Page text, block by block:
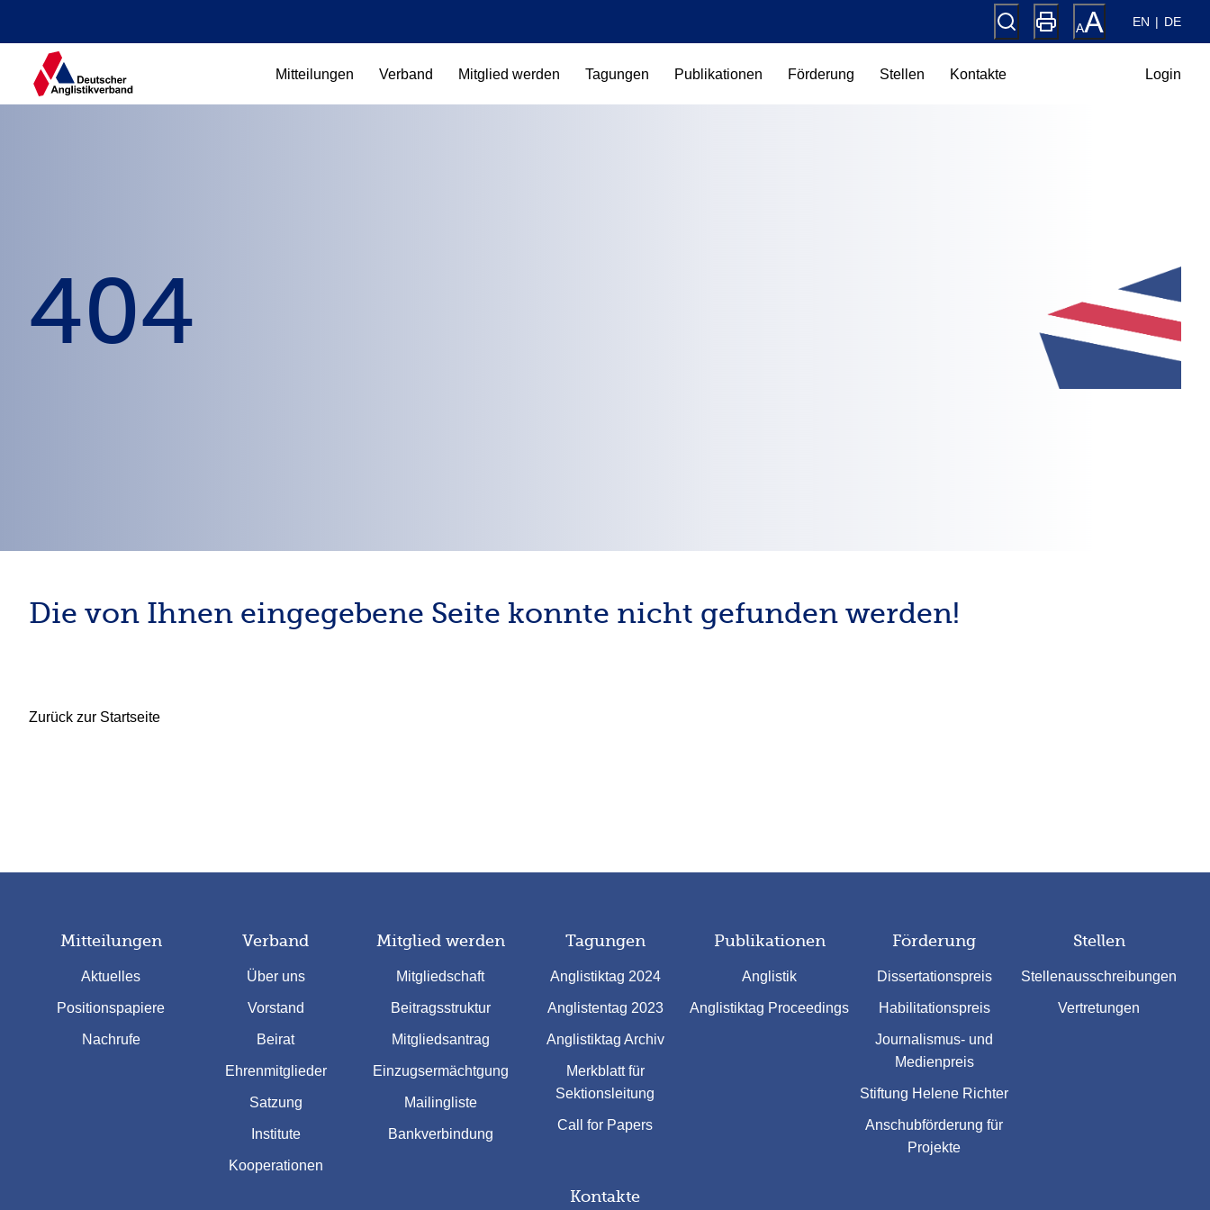
EN DE
Mitteilungen Verband Mitglied werden Tagungen Publikationen Förderung Stellen Kontakte Login
404
Die von Ihnen eingegebene Seite konnte nicht gefunden werden!
Zurück zur Startseite
Mitteilungen
Aktuelles
Positionspapiere
Nachrufe
Verband
Über uns
Vorstand
Beirat
Ehrenmitglieder
Satzung
Institute
Kooperationen
Mitglied werden
Mitgliedschaft
Beitragsstruktur
Mitgliedsantrag
Einzugsermächtgung
Mailingliste
Bankverbindung
Tagungen
Anglistiktag 2024
Anglistentag 2023
Anglistiktag Archiv
Merkblatt für
Sektionsleitung
Call for Papers
Publikationen
Anglistik
Anglistiktag Proceedings
Förderung
Dissertationspreis
Habilitationspreis
Journalismus- und
Medienpreis
Stiftung Helene Richter
Anschubförderung für
Projekte
Stellen
Stellenausschreibungen
Vertretungen
Kontakte